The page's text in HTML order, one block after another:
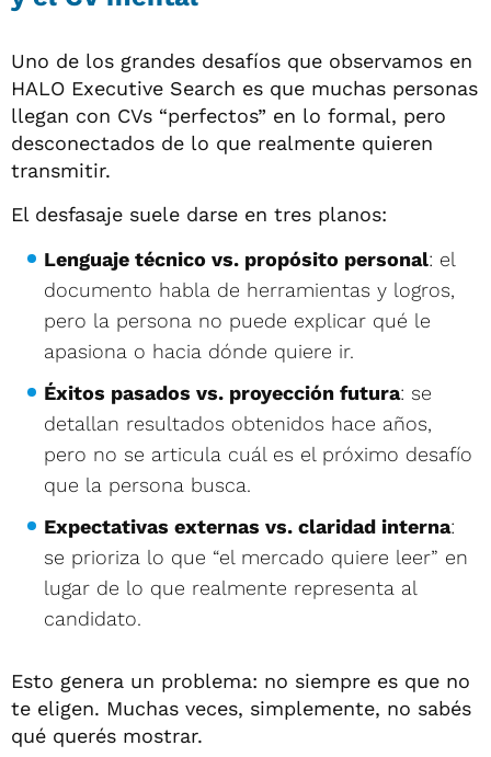
Uno de los grandes desafíos que observamos en
HALO Executive Search es que muchas personas
llegan con CVs “perfectos” en lo formal, pero
desconectados de lo que realmente quieren
transmitir.
El desfasaje suele darse en tres planos:
Lenguaje técnico vs. propósito personal: el
documento habla de herramientas y logros,
pero la persona no puede explicar qué le
apasiona o hacia dónde quiere ir.
Éxitos pasados vs. proyección futura: se
detallan resultados obtenidos hace años,
pero no se articula cuál es el próximo desafío
que la persona busca.
Expectativas externas vs. claridad interna:
se prioriza lo que “el mercado quiere leer” en
lugar de lo que realmente representa al
candidato.
Esto genera un problema: no siempre es que no
te eligen. Muchas veces, simplemente, no sabés
qué querés mostrar.